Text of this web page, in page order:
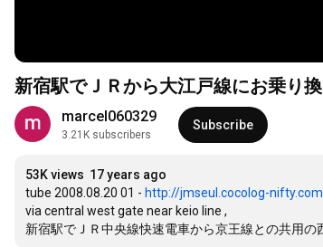
新宿駅でＪＲから大江戸線にお乗り換
marcel060329
3.21K subscribers
Subscribe
53K views 17 years ago
tube 2008.08.20 01 - http://jmseul.cocolog-nifty.com/
via central west gate near keio line ,
新宿駅でＪＲ中央線快速電車から京王線との共用